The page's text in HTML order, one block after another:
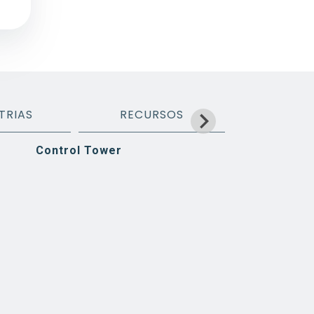
RECURSOS
Control Tower
Guías, videos y más
Trabaja con nosotros